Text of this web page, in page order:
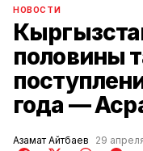
НОВОСТИ
половины
года —
Азамат Айтбаев 29